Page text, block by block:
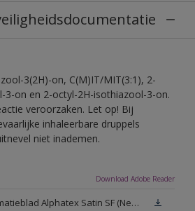
3(2H)-on, C(M)IT/MIT(3:1), 2-
3-on en 2-octyl-2H-isothiazool-3-on.
veroorzaken. Let op! Bij
inhaleerbare druppels
niet inademen.
Download Adobe Reader
Technisch Informatieblad Alphatex Satin SF (New Livery) (PDF)